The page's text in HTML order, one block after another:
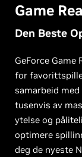
Game
Den Beste
GeForce Game
for
samarbeid
tusenvis av
ytelse og
optimere
deg de nyeste